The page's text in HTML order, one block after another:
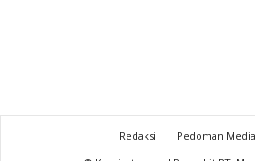
Redaksi
Pedoman